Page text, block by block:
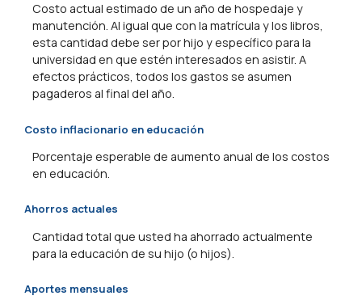
Costo actual estimado de un año de hospedaje y
manutención. Al igual que con la matrícula y los libros,
esta cantidad debe ser por hijo y específico para la
universidad en que estén interesados en asistir. A
efectos prácticos, todos los gastos se asumen
pagaderos al final del año.
Costo inflacionario en educación
Porcentaje esperable de aumento anual de los costos
en educación.
Ahorros actuales
Cantidad total que usted ha ahorrado actualmente
para la educación de su hijo (o hijos).
Aportes mensuales